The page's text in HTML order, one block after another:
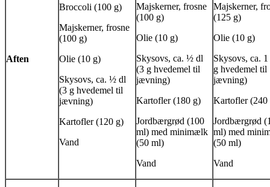
Aften
Broccoli (100 g)
Majskerner, frosne
(100 g)
Olie (10 g)
Skysovs, ca. ½ dl
(3 g hvedemel til
jævning)
Kartofler (120 g)
Vand
Majskerner, frosne
(100 g)
Olie (10 g)
Skysovs, ca. ½ dl
(3 g hvedemel til
jævning)
Kartofler (180 g)
Jordbærgrød (100
ml) med minimælk
(50 ml)
Vand
Majskerner,
(125 g)
Olie (10 g)
Skysovs, ca.
g hvedemel til
jævning)
Kartofler (240
Jordbærgrød
ml) med
(50 ml)
Vand